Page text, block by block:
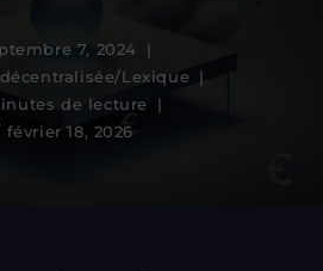
7, 2024
/Lexique
de lecture
février 18, 2026